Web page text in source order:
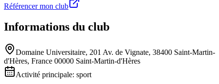
Référencer mon club
Informations du club
Domaine Universitaire, 201 Av. de Vignate, 38400 Saint-Martin-
d'Hères, France 00000 Saint-Martin-d'Hères
Activité principale: sport